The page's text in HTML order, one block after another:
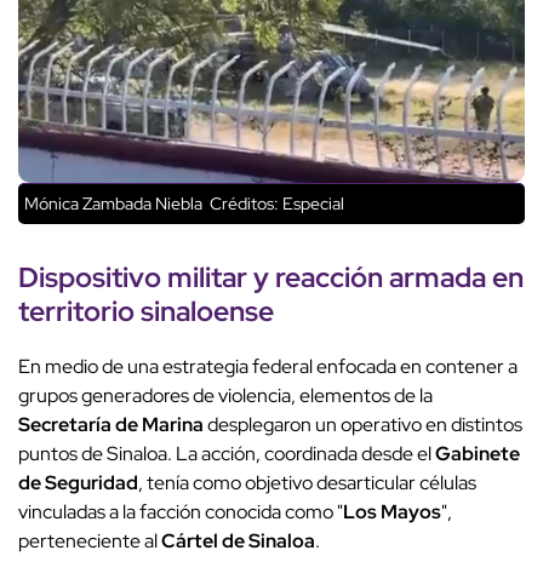
Mónica Zambada Niebla Créditos: Especial
Dispositivo militar y reacción armada en
territorio sinaloense
En medio de una estrategia federal enfocada en contener a
grupos generadores de violencia, elementos de la
Secretaría de Marinadesplegaron un operativo en distintos
puntos de Sinaloa. La acción, coordinada desde elGabinete
de Seguridad, tenía como objetivo desarticular células
vinculadas a la facción conocida como "Los Mayos",
perteneciente alCártel de Sinaloa.